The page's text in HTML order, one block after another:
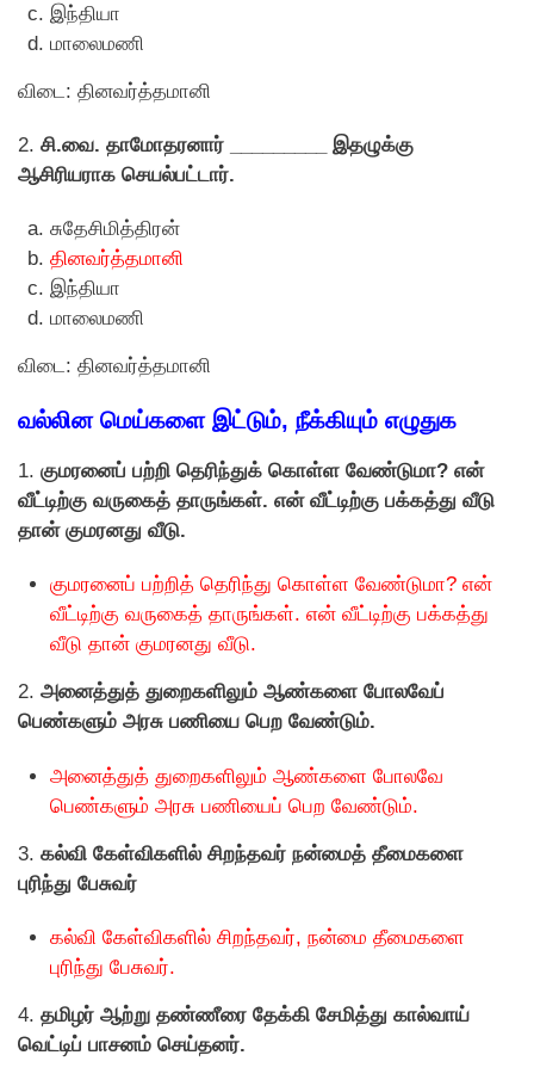
இந்தியா
மாலைமணி
விடை: தினவர்த்தமானி
2. சி.வை. தாமோதரனார் _________ இதழுக்கு
ஆசிரியராக செயல்பட்டார்.
சுதேசிமித்திரன்
தினவர்த்தமானி
இந்தியா
மாலைமணி
விடை: தினவர்த்தமானி
வல்லின மெய்களை இட்டும், நீக்கியும் எழுதுக
1. குமரனைப் பற்றி தெரிந்துக் கொள்ள வேண்டுமா? என்
வீட்டிற்கு வருகைத் தாருங்கள். என் வீட்டிற்கு பக்கத்து வீடு
தான் குமரனது வீடு.
குமரனைப் பற்றித் தெரிந்து கொள்ள வேண்டுமா? என்
வீட்டிற்கு வருகைத் தாருங்கள். என் வீட்டிற்கு பக்கத்து
வீடு தான் குமரனது வீடு.
2. அனைத்துத் துறைகளிலும் ஆண்களை போலவேப்
பெண்களும் அரசு பணியை பெற வேண்டும்.
அனைத்துத் துறைகளிலும் ஆண்களை போலவே
பெண்களும் அரசு பணியைப் பெற வேண்டும்.
3. கல்வி கேள்விகளில் சிறந்தவர் நன்மைத் தீமைகளை
புரிந்து பேசுவர்
கல்வி கேள்விகளில் சிறந்தவர், நன்மை தீமைகளை
புரிந்து பேசுவர்.
4. தமிழர் ஆற்று தண்ணீரை தேக்கி சேமித்து கால்வாய்
வெட்டிப் பாசனம் செய்தனர்.